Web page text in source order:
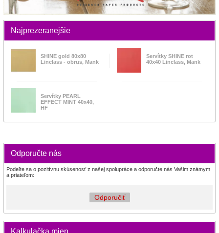
Najprezeranejšie
SHINE gold 80x80
Linclass - obrus, Mank
Servítky SHINE rot
40x40 Linclass, Mank
Servítky PEARL
EFFECT MINT 40x40,
HF
Odporučte nás
Podeľte sa o pozitívnu skúsenosť z našej spolupráce a odporučte nás Vašim známym
a priateľom:
Odporučiť